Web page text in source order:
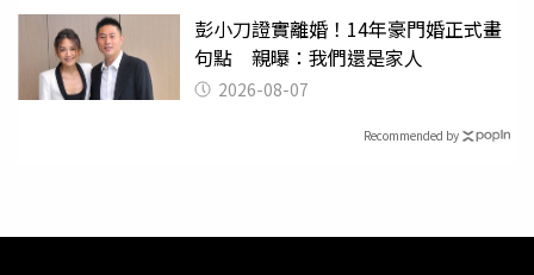
彭小刀證實離婚！14年豪門婚正式畫
句點 親曝：我們還是家人
2026-08-07
Recommended by